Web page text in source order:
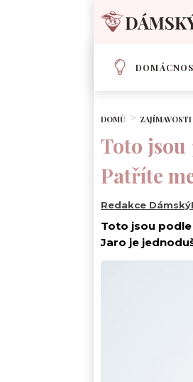
DOMŮ ZAJÍMAVOSTI
Toto jsou
Patříte
Redakce
Toto jsou
Jaro je